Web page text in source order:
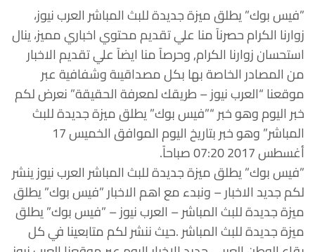
”فيس بوك” يطلق ميزة جديدة للبث المباشر العرب نيوز،
زوارنا الكرام حصرنآ منا علي تقديم محتوي اخباري مميز، ينال
استحسان زوارنا الكرام, وحرصآ منا ايضآ علي تقديم الاخبار
من المصادر الخاصة بها بكل مصداقيىة وشفافية عبر
موقعنا “العرب نيوز – طريقك لمعرفة الحقيقة” نعرض لكم
خبر اليوم وهو خبر “”فيس بوك” يطلق ميزة جديدة للبث
المباشر” وهو خبر بتاريخ اليوم الموافق الخميس 17
أغسطس 2017 07:20 صباحاً.
”فيس بوك” يطلق ميزة جديدة للبث المباشر العرب نيوز ينشر
لكم جديد الاخبار – ونبدء مع اهم الاخبار ”فيس بوك” يطلق
ميزة جديدة للبث المباشر – العرب نيوز – ”فيس بوك” يطلق
ميزة جديدة للبث المباشر .حيث ننشر لكم متابعينا في كل